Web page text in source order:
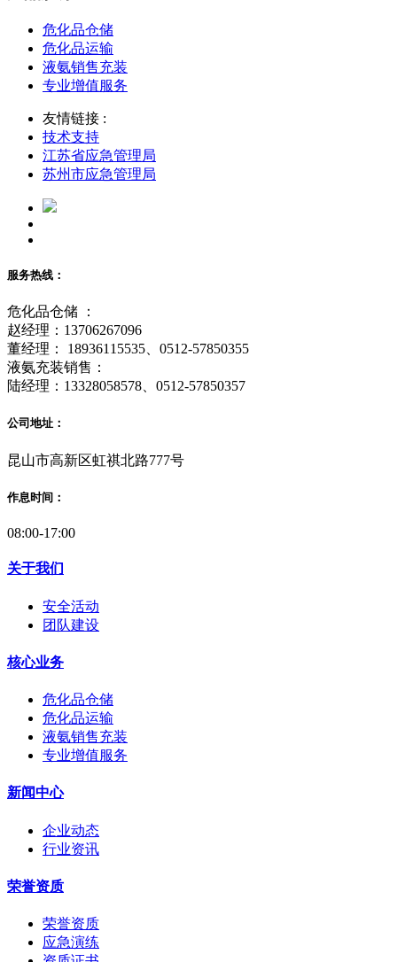
危化品仓储
危化品运输
液氨销售充装
专业增值服务
友情链接 :
技术支持
江苏省应急管理局
苏州市应急管理局
服务热线：
危化品仓储 ：
赵经理：13706267096
董经理： 18936115535、0512-57850355
液氨充装销售：
陆经理：13328058578、0512-57850357
公司地址：
昆山市高新区虹祺北路777号
作息时间：
08:00-17:00
关于我们
安全活动
团队建设
核心业务
危化品仓储
危化品运输
液氨销售充装
专业增值服务
新闻中心
企业动态
行业资讯
荣誉资质
荣誉资质
应急演练